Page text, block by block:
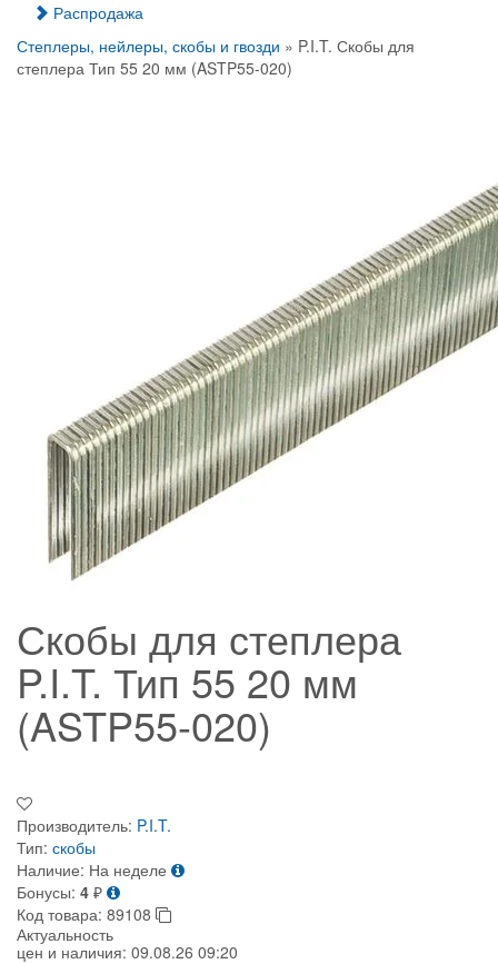
Распродажа
Степлеры, нейлеры, скобы и гвозди » P.I.T. Скобы для
степлера Тип 55 20 мм (ASTP55-020)
Скобы для степлера
P.I.T. Тип 55 20 мм
(ASTP55-020)
Производитель: P.I.T.
Тип: скобы
Наличие: На неделе
Бонусы: 4 ₽
Код товара: 89108
Актуальность
цен и наличия: 09.08.26 09:20